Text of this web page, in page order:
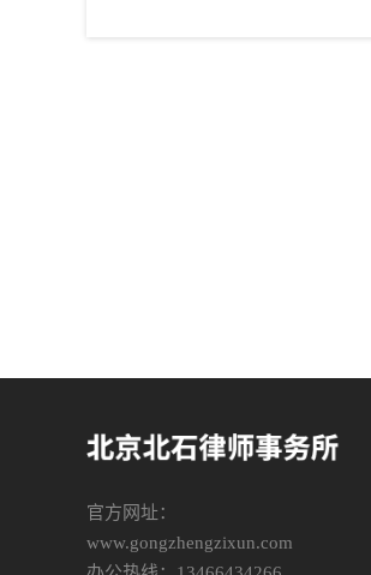
官方网址：
www.gongzhengzixun.com